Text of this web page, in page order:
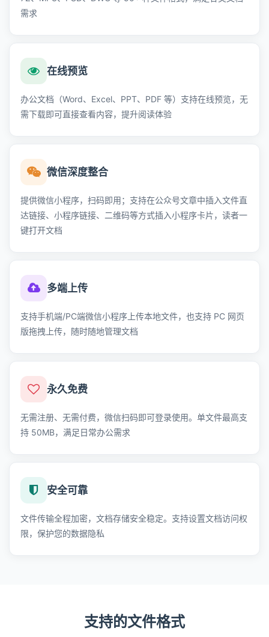
需求
在线预览
办公文档（Word、Excel、PPT、PDF 等）支持在线预览，无
需下载即可直接查看内容，提升阅读体验
微信深度整合
提供微信小程序，扫码即用；支持在公众号文章中插入文件直
达链接、小程序链接、二维码等方式插入小程序卡片，读者一
键打开文档
多端上传
支持手机端/PC端微信小程序上传本地文件，也支持 PC 网页
版拖拽上传，随时随地管理文档
永久免费
无需注册、无需付费，微信扫码即可登录使用。单文件最高支
持 50MB，满足日常办公需求
安全可靠
文件传输全程加密，文档存储安全稳定。支持设置文档访问权
限，保护您的数据隐私
支持的文件格式